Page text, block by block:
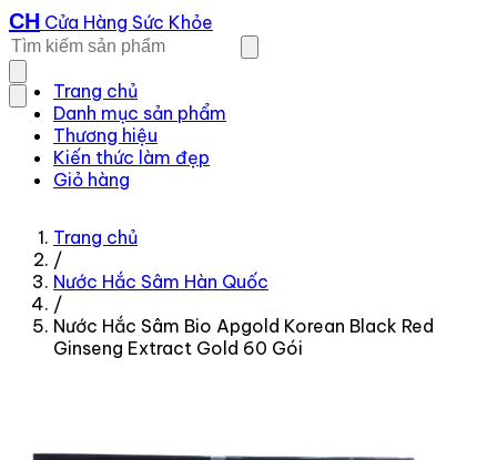
CH Cửa Hàng Sức Khỏe
Trang chủ
Danh mục sản phẩm
Thương hiệu
Kiến thức làm đẹp
Giỏ hàng
Trang chủ
/
Nước Hắc Sâm Hàn Quốc
/
Nước Hắc Sâm Bio Apgold Korean Black Red
Ginseng Extract Gold 60 Gói